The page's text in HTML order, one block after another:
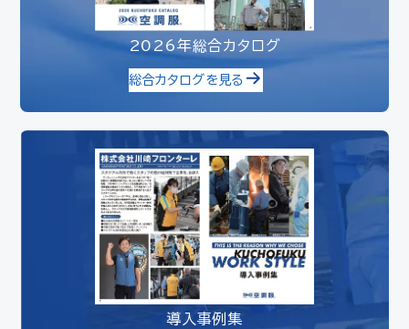
2026年総合カタログ
総合カタログを見る
導入事例集